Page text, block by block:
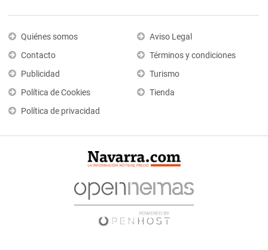
Quiénes somos
Contacto
Publicidad
Política de Cookies
Política de privacidad
Aviso Legal
Términos y condiciones
Turismo
Tienda